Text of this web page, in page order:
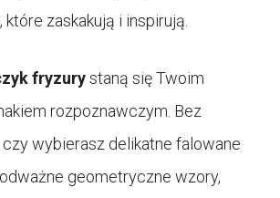
zaskakują i inspirują.
fryzurystaną się Twoim
rozpoznawczym. Bez
wybierasz delikatne falowane
geometryczne wzory,